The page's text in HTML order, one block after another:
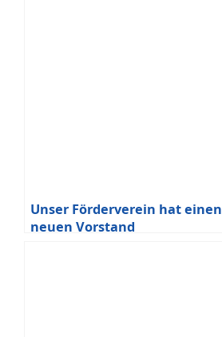
Unser Förderverein hat einen
neuen Vorstand